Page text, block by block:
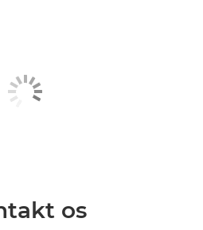
os